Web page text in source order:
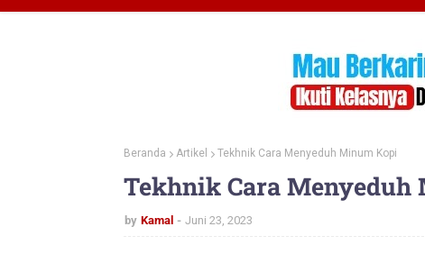
Beranda Artikel Tekhnik Cara Menyeduh Minum Kopi
Tekhnik Cara Menyeduh
by Kamal Juni 23, 2023